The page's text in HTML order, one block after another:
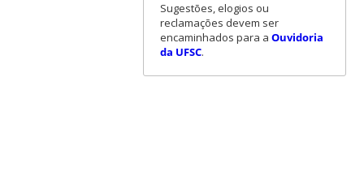
Sugestões, elogios ou
reclamações devem ser
encaminhados para a Ouvidoria
da UFSC.